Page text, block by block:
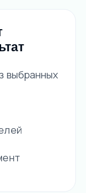
выбранных